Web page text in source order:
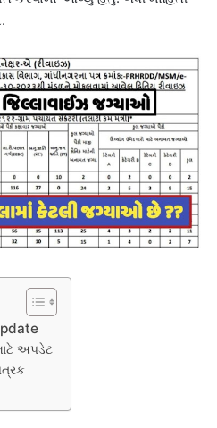
અપડેટ